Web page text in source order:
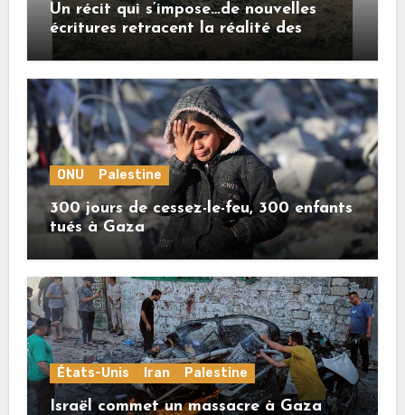
Un récit qui s’impose…de nouvelles
écritures retracent la réalité des
crimes sionistes à Gaza
ONU Palestine
300 jours de cessez-le-feu, 300 enfants
tués à Gaza
États-Unis Iran Palestine
Israël commet un massacre à Gaza